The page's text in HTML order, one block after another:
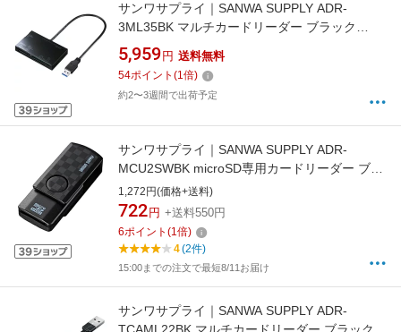
サンワサプライ｜SANWA SUPPLY ADR-
3ML35BK マルチカードリーダー ブラック
[USB3.0][ADR3ML35BK]
5,959 円 送料無料
54ポイント (1倍)
約2〜3週間で出荷予定
サンワサプライ｜SANWA SUPPLY ADR-
MCU2SWBK microSD専用カードリーダー ブラ
ック [USB2.0][ADRMCU2SWBK]
1,272円(価格+送料)
722 円 +送料550円
6ポイント (1倍)
4(2件)
15:00までの注文で最短8/11お届け
サンワサプライ｜SANWA SUPPLY ADR-